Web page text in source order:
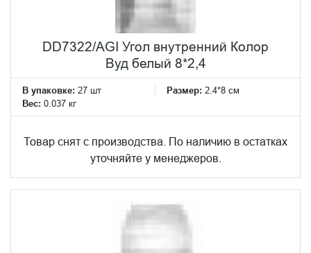
DD7322/AGI Угол внутренний Колор
Вуд белый 8*2,4
В упаковке: 27 шт Размер: 2.4*8 см
Вес: 0.037 кг
Товар снят с производства. По наличию в остатках
уточняйте у менеджеров.